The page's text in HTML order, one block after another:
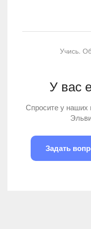
Учись.
У вас
Спросите у наших
Задать